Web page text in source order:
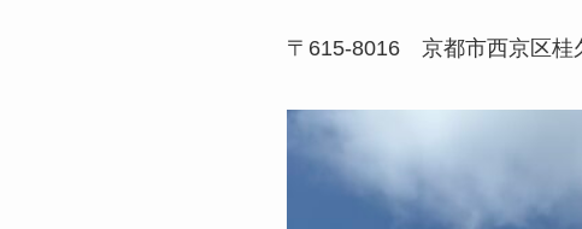
〒615-8016 京都市西京区